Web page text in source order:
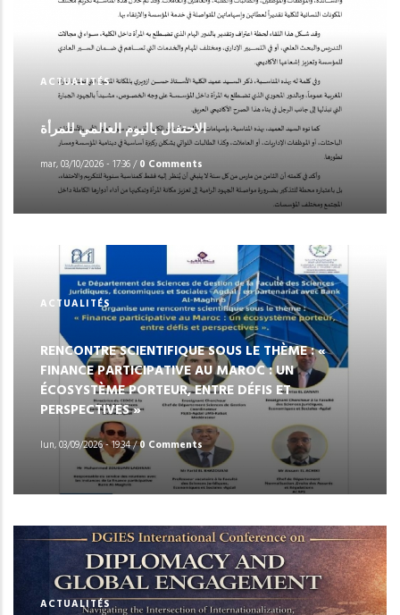
ACTUALITÉS
الاحتفال باليوم العالمي للمرأة
mar, 03/10/2026 - 17:36/0 Comments
ACTUALITÉS
RENCONTRE SCIENTIFIQUE SOUS LE THÈME : «
FINANCE PARTICIPATIVE AU MAROC : UN
ÉCOSYSTÈME PORTEUR, ENTRE DÉFIS ET
PERSPECTIVES »
lun, 03/09/2026 - 19:34/0 Comments
ACTUALITÉS